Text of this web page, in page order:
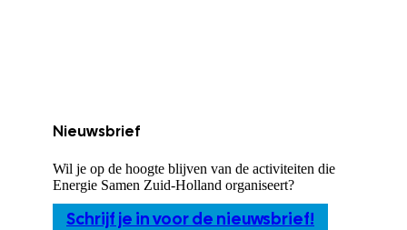
Nieuwsbrief
Wil je op de hoogte blijven van de activiteiten die
Energie Samen Zuid-Holland organiseert?
Schrijf je in voor de nieuwsbrief!